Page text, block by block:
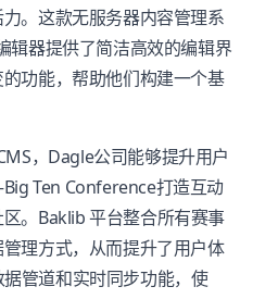
。这款无服务器内容管理系
辑器提供了简洁高效的编辑界
功能，帮助他们构建一个基
，Dagle公司能够提升用户
Ten Conference打造互动
。Baklib 平台整合所有赛事
理方式，从而提升了用户体
管道和实时同步功能，使